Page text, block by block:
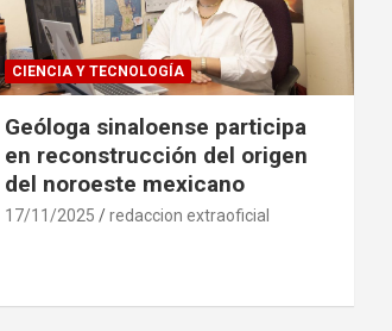
CIENCIA Y TECNOLOGÍA
Geóloga sinaloense participa
en reconstrucción del origen
del noroeste mexicano
17/11/2025 redaccion extraoficial